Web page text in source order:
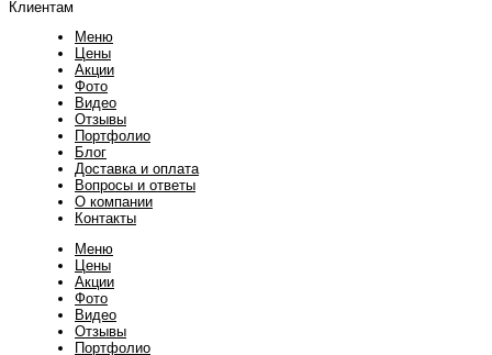
Клиентам
Меню
Цены
Акции
Фото
Видео
Отзывы
Портфолио
Блог
Доставка и оплата
Вопросы и ответы
О компании
Контакты
Меню
Цены
Акции
Фото
Видео
Отзывы
Портфолио